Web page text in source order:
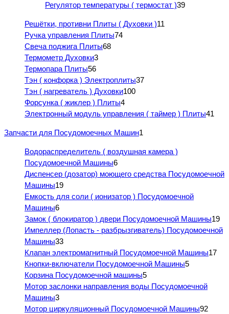
Регулятор температуры ( термостат )39
Решётки, противни Плиты ( Духовки )11
Ручка управления Плиты74
Свеча поджига Плиты68
Термометр Духовки3
Термопара Плиты56
Тэн ( конфорка ) Электроплиты37
Тэн ( нагреватель ) Духовки100
Форсунка ( жиклер ) Плиты4
Электронный модуль управления ( таймер ) Плиты41
Запчасти для Посудомоечных Машин1
Водораспределитель ( воздушная камера )
Посудомоечной Машины6
Диспенсер (дозатор) моющего средства Посудомоечной
Машины19
Емкость для соли ( ионизатор ) Посудомоечной
Машины6
Замок ( блокиратор ) двери Посудомоечной Машины19
Импеллер (Лопасть - разбрызгиватель) Посудомоечной
Машины33
Клапан электромагнитный Посудомоечной Машины17
Кнопки-включатели Посудомоечной Машины5
Корзина Посудомоечной машины5
Мотор заслонки направления воды Посудомоечной
Машины3
Мотор циркуляционный Посудомоечной Машины92